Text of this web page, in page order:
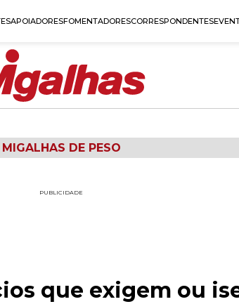
APOIADORESFOMENTADORESCORRESPONDENTES
MIGALHAS DE PESO
PUBLICIDADE
que exigem ou